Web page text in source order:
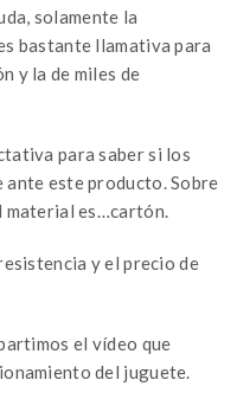
solamente la
bastante llamativa para
y la de miles de
para saber si los
este producto. Sobre
material es…cartón.
y el precio de
el vídeo que
del juguete.